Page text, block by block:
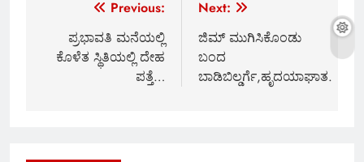
navigation
Previous:
ಪ್ರಭಾವತಿ ಮನೆಯಲ್ಲಿ
ಕೊಳೆತ ಸ್ಥಿತಿಯಲ್ಲಿ ದೇಹ
ಪತ್ತೆ…
Next:
ಜಿಮ್ ಮುಗಿಸಿಕೊಂಡು
ಬಂದ
ಬಾಡಿಬಿಲ್ಡರ್ಗೆ,ಹೃದಯಾಘಾತ.